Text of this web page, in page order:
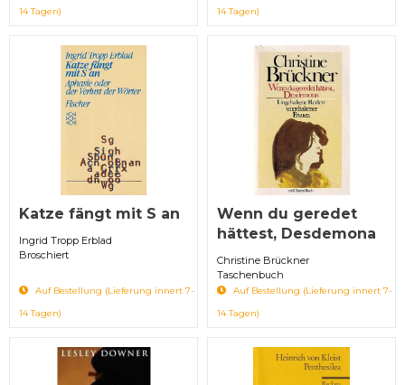
14 Tagen)
14 Tagen)
Katze fängt mit S an
Ingrid Tropp Erblad
Broschiert
Auf Bestellung (Lieferung innert 7-
14 Tagen)
Wenn du geredet
hättest, Desdemona
Christine Brückner
Taschenbuch
Auf Bestellung (Lieferung innert 7-
14 Tagen)